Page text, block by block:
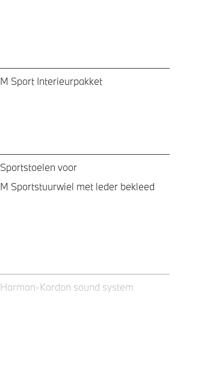
M Sport Interieurpakket
Sportstoelen voor
M Sportstuurwiel met leder bekleed
Harman-Kardon sound system